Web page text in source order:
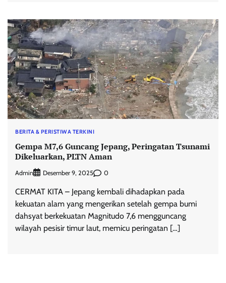
BERITA & PERISTIWA TERKINI
Gempa M7,6 Guncang Jepang, Peringatan Tsunami
Dikeluarkan, PLTN Aman
Admin Desember 9, 2025 0
CERMAT KITA – Jepang kembali dihadapkan pada
kekuatan alam yang mengerikan setelah gempa bumi
dahsyat berkekuatan Magnitudo 7,6 mengguncang
wilayah pesisir timur laut, memicu peringatan […]